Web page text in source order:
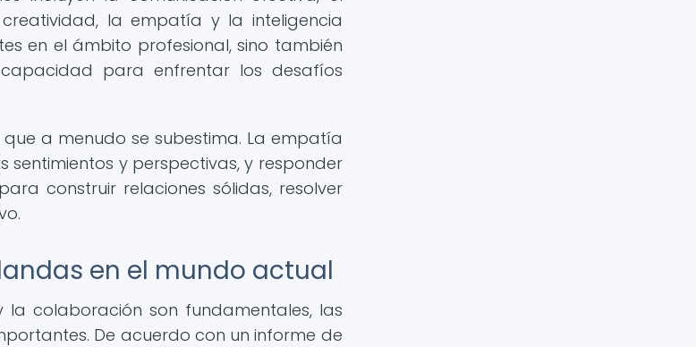
la empatía y la inteligencia
en el ámbito profesional, sino también
para enfrentar los desafíos
a menudo se subestima. La empatía
y perspectivas, y responder
construir relaciones sólidas, resolver
en el mundo actual
colaboración son fundamentales, las
De acuerdo con un informe de